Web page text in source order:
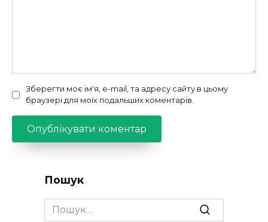
Зберегти моє ім'я, e-mail, та адресу сайту в цьому
браузері для моїх подальших коментарів.
Пошук
Search
for: